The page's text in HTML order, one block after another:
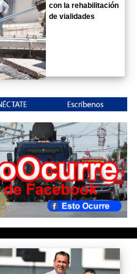
con la rehabilitación
de vialidades